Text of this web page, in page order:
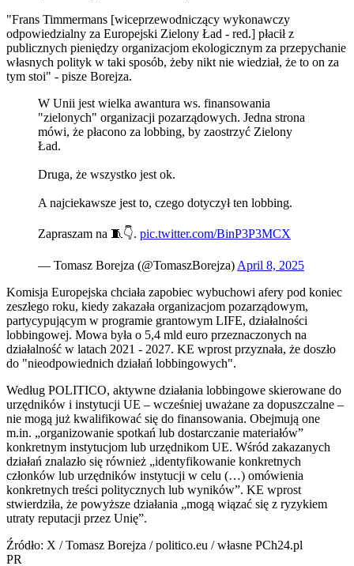
"Frans Timmermans [wiceprzewodniczący wykonawczy
odpowiedzialny za Europejski Zielony Ład - red.] płacił z
publicznych pieniędzy organizacjom ekologicznym za przepychanie
własnych polityk w taki sposób, żeby nikt nie wiedział, że to on za
tym stoi" - pisze Borejza.
W Unii jest wielka awantura ws. finansowania
"zielonych" organizacji pozarządowych. Jedna strona
mówi, że płacono za lobbing, by zaostrzyć Zielony
Ład.
Druga, że wszystko jest ok.
A najciekawsze jest to, czego dotyczył ten lobbing.
Zapraszam na 🧵👇. pic.twitter.com/BinP3P3MCX
— Tomasz Borejza (@TomaszBorejza) April 8, 2025
Komisja Europejska chciała zapobiec wybuchowi afery pod koniec
zeszłego roku, kiedy zakazała organizacjom pozarządowym,
partycypującym w programie grantowym LIFE, działalności
lobbingowej. Mowa była o 5,4 mld euro przeznaczonych na
działalność w latach 2021 - 2027. KE wprost przyznała, że doszło
do "nieodpowiednich działań lobbingowych".
Według POLITICO, aktywne działania lobbingowe skierowane do
urzędników i instytucji UE – wcześniej uważane za dopuszczalne –
nie mogą już kwalifikować się do finansowania. Obejmują one
m.in. „organizowanie spotkań lub dostarczanie materiałów”
konkretnym instytucjom lub urzędnikom UE. Wśród zakazanych
działań znalazło się również „identyfikowanie konkretnych
członków lub urzędników instytucji w celu (…) omówienia
konkretnych treści politycznych lub wyników”. KE wprost
stwierdziła, że powyższe działania „mogą wiązać się z ryzykiem
utraty reputacji przez Unię”.
Źródło: X / Tomasz Borejza / politico.eu / własne PCh24.pl
PR